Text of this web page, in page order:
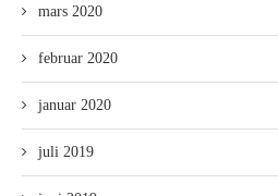
mars 2020
februar 2020
januar 2020
juli 2019